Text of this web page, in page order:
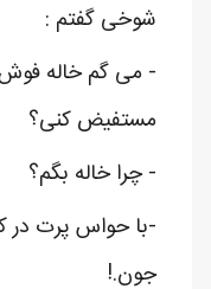
شوخی گفتم :
- می گم خاله فوش
مستفیض کنی؟
- چرا خاله بگم؟
-با حواس پرت در
جون.!